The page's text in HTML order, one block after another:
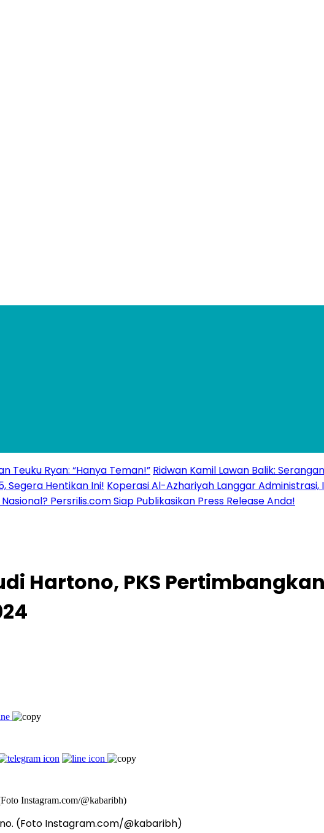
Teuku Ryan: “Hanya Teman!” Ridwan Kamil Lawan Balik:
Segera Hentikan Ini! Koperasi Al-Azhariyah Langgar
Persrilis.com Siap Publikasikan Press Release Anda!
Hartono, PKS
(Foto Instagram.com/@kabaribh)